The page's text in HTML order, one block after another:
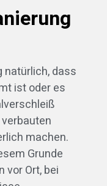
natürlich, dass
ist oder es
machen.
Grunde
vor Ort, bei